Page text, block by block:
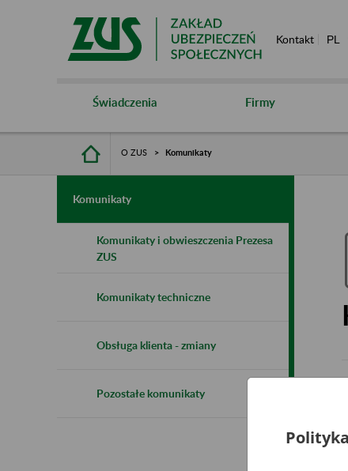
Kontakt
Świadczenia Firmy
O ZUS Komunikaty
Komunikaty
Komunikaty i obwieszczenia Prezesa
ZUS
Komunikaty techniczne
Obsługa klienta - zmiany
Pozostałe komunikaty